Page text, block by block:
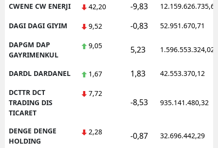
CWENE CW ENERJI 42,20 -9,83 12.159.626.735,62
DAGI DAGI GIYIM 9,52 -0,83 52.951.670,71
DAPGM DAP
GAYRIMENKUL
9,05 5,23 1.596.553.324,02
DARDL DARDANEL 1,67 1,83 42.553.370,12
DCTTR DCT
TRADING DIS
TICARET
7,72
-8,53 935.141.480,32
DENGE DENGE
HOLDING
2,28 -0,87 32.696.442,29